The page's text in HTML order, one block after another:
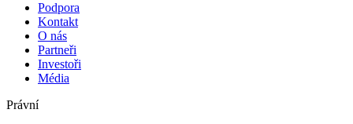
Podpora
Kontakt
O nás
Partneři
Investoři
Média
Právní